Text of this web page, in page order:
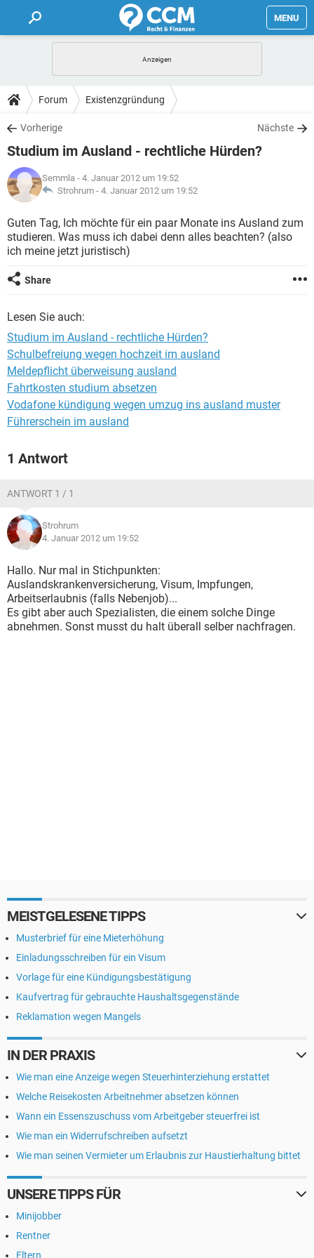
MENU
FORUM
TIPPS
Forum Existenzgründung
Vorherige Nächste
Studium im Ausland - rechtliche Hürden?
Semmla - 4. Januar 2012 um 19:52
Strohrum - 4. Januar 2012 um 19:52
Guten Tag, Ich möchte für ein paar Monate ins Ausland zum
studieren. Was muss ich dabei denn alles beachten? (also
ich meine jetzt juristisch)
Share
Lesen Sie auch:
Studium im Ausland - rechtliche Hürden?
Schulbefreiung wegen hochzeit im ausland
Meldepflicht überweisung ausland
Fahrtkosten studium absetzen
Vodafone kündigung wegen umzug ins ausland muster
Führerschein im ausland
1 Antwort
ANTWORT 1 / 1
Strohrum
4. Januar 2012 um 19:52
Hallo. Nur mal in Stichpunkten:
Auslandskrankenversicherung, Visum, Impfungen,
Arbeitserlaubnis (falls Nebenjob)...
Es gibt aber auch Spezialisten, die einem solche Dinge
abnehmen. Sonst musst du halt überall selber nachfragen.
MEISTGELESENE TIPPS
Musterbrief für eine Mieterhöhung
Einladungsschreiben für ein Visum
Vorlage für eine Kündigungsbestätigung
Kaufvertrag für gebrauchte Haushaltsgegenstände
Reklamation wegen Mangels
IN DER PRAXIS
Wie man eine Anzeige wegen Steuerhinterziehung erstattet
Welche Reisekosten Arbeitnehmer absetzen können
Wann ein Essenszuschuss vom Arbeitgeber steuerfrei ist
Wie man ein Widerrufschreiben aufsetzt
Wie man seinen Vermieter um Erlaubnis zur Haustierhaltung bittet
UNSERE TIPPS FÜR
Minijobber
Rentner
Eltern